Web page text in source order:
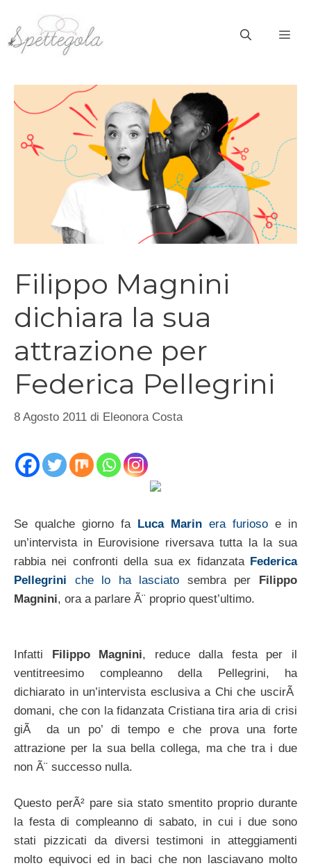
contenuto
Filippo Magnini
dichiara la sua
attrazione per
Federica Pellegrini
8 Agosto 2011 di Eleonora Costa
Se qualche giorno fa Luca Marin era furioso e in
un’intervista in Eurovisione riversava tutta la la sua
rabbia nei confronti della sua ex fidanzata Federica
Pellegrini che lo ha lasciato sembra per
Filippo
Magnini, ora a parlare Ã¨ proprio quest’ultimo.
Infatti Filippo Magnini, reduce dalla festa per il
ventitreesimo compleanno della Pellegrini, ha
dichiarato in un’intervista esclusiva a Chi che uscirÃ
domani, che con la fidanzata Cristiana tira aria di crisi
giÃ da un po’ di tempo e che prova una forte
attrazione per la sua bella collega, ma che tra i due
non Ã¨ successo nulla.
Questo perÃ² pare sia stato smentito proprio durante
la festa di compleanno di sabato, in cui i due sono
stati pizzicati da diversi testimoni in atteggiamenti
molto equivoci ed in baci che non lasciavano molto